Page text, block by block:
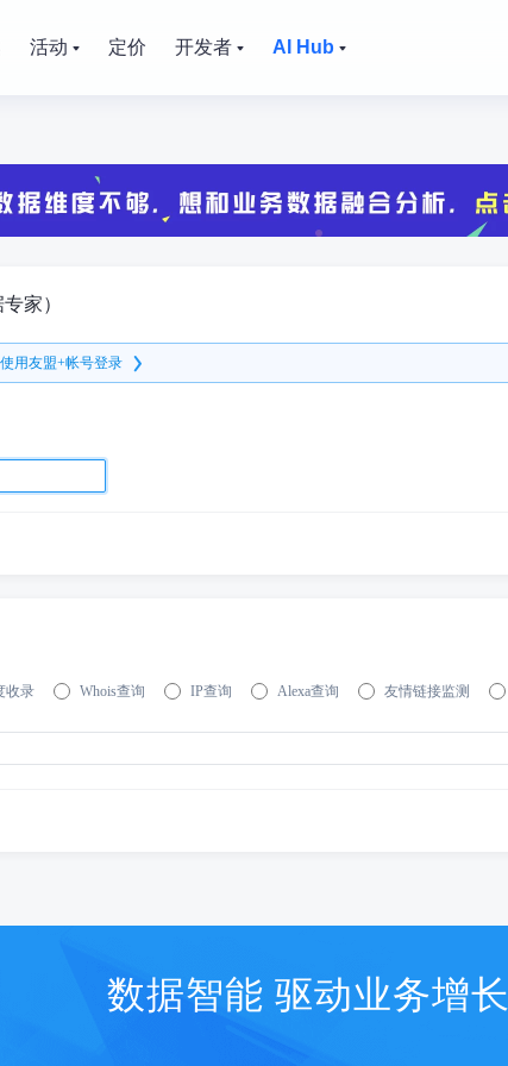
活动 定价 开发者 AI Hub
家）
使用友盟+帐号登录
收录 Whois查询 IP查询 Alexa查询 友情链接监测
数据智能 驱动业务增长